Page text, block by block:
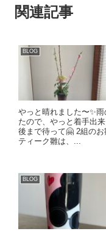
関連記事
BLOG
やっと晴れました〜✨
たので、やっと着手出
後まで待って🤗 2組の
ティーク雛は、...
BLOG